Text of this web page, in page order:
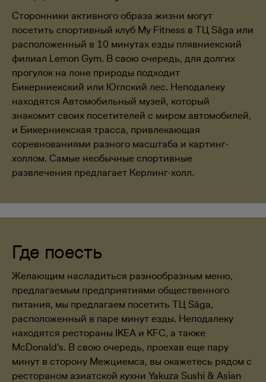
Сторонники активного образа жизни могут
посетить спортивный клуб My Fitness в ТЦ Sāga или
расположенный в 10 минутах езды плявниекский
филиал Lemon Gym. В свою очередь, для долгих
прогулок на лоне природы подходит
Бикерниекский или Юглский лес. Неподалеку
находятся Автомобильный музей, который
знакомит своих посетителей с миром автомобилей,
и Бикерниекская трасса, привлекающая
соревнованиями разного масштаба и картинг-
холлом. Самые необычные спортивные
развлечения предлагает Керлинг-холл.
Где поесть
Желающим насладиться разнообразным меню,
предлагаемым предприятиями общественного
питания, мы предлагаем посетить ТЦ Sāga,
расположенный в паре минут езды. Неподалеку
находятся рестораны IKEA и KFC, а также
McDonald’s. В свою очередь, проехав еще пару
минут в сторону Межциемса, вы окажетесь рядом с
рестораном азиатской кухни Yakuza Sushi & Asian